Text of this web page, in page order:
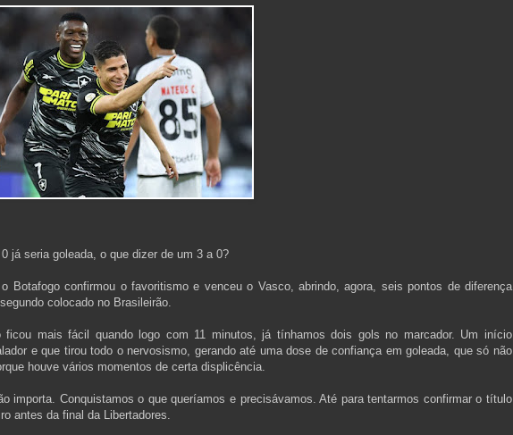
já seria goleada, o que dizer de um 3 a 0?
Botafogo confirmou o favoritismo e venceu o Vasco, abrindo, agora, seis pontos de diferença
colocado no Brasileirão.
ficou mais fácil quando logo com 11 minutos, já tínhamos dois gols no marcador. Um início
e que tirou todo o nervosismo, gerando até uma dose de confiança em goleada, que só não
houve vários momentos de certa displicência.
importa. Conquistamos o que queríamos e precisávamos. Até para tentarmos confirmar o título
antes da final da Libertadores.